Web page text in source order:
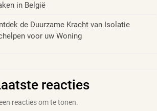
in België
de Duurzame Kracht van Isolatie
voor uw Woning
reacties
reacties om te tonen.